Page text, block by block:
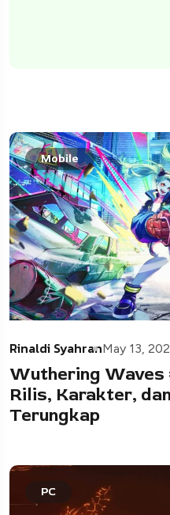
Mobile
Rinaldi SyahranMay 13,
Wuthering Waves
Rilis, Karakter,
Terungkap
PC